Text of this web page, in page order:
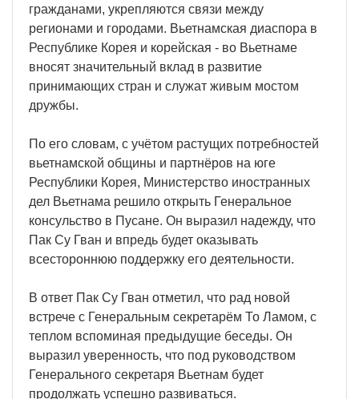
гражданами, укрепляются связи между
регионами и городами. Вьетнамская диаспора в
Республике Корея и корейская - во Вьетнаме
вносят значительный вклад в развитие
принимающих стран и служат живым мостом
дружбы.
По его словам, с учётом растущих потребностей
вьетнамской общины и партнёров на юге
Республики Корея, Министерство иностранных
дел Вьетнама решило открыть Генеральное
консульство в Пусане. Он выразил надежду, что
Пак Су Гван и впредь будет оказывать
всестороннюю поддержку его деятельности.
В ответ Пак Су Гван отметил, что рад новой
встрече с Генеральным секретарём То Ламом, с
теплом вспоминая предыдущие беседы. Он
выразил уверенность, что под руководством
Генерального секретаря Вьетнам будет
продолжать успешно развиваться.